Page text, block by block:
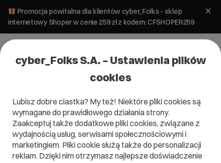
Promocja powitalna dla klientów cyber_Folks - sklep
internetowy Shoper w cenie 259 zł z kodem: CFSHOPER259
Domena .net.nz
Zarejestruj adres www z domeną Nowej Zelandii
cyber_Folks S.A. – Ustawienia plików
cookies
Lubisz dobre ciastka? My też! Niektóre pliki cookies są
wymagane do prawidłowego działania strony.
Zaakceptuj także dodatkowe pliki cookies, związane z
wydajnością usług, serwisami społecznościowymi i
marketingiem. Pliki cookie służą także do personalizacji
reklam. Dzięki nim otrzymasz najlepsze doświadczenie